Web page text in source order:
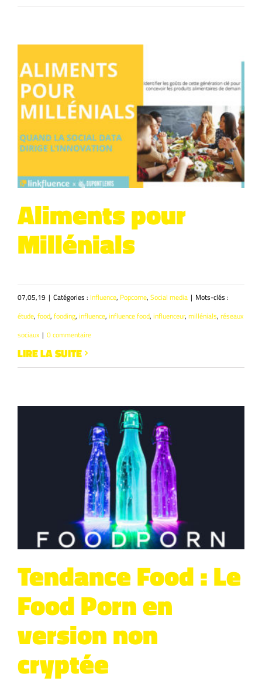
Aliments pour
Millénials
07,05,19 | Catégories : Influence, Popcorne, Social media | Mots-clés :
étude, food, fooding, influence, influence food, influenceur, millénials, réseaux
sociaux | 0 commentaire
LIRE LA SUITE
Tendance Food : Le
Food Porn en
version non
cryptée